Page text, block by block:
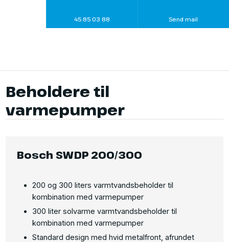
45 85 03 88 Send mail
Beholdere til
varmepumper​
Bosch SWDP 200/300
200 og 300 liters varmtvandsbeholder til
kombination med varmepumper
300 liter solvarme varmtvandsbeholder til
kombination med varmepumper
Standard design med hvid metalfront, afrundet